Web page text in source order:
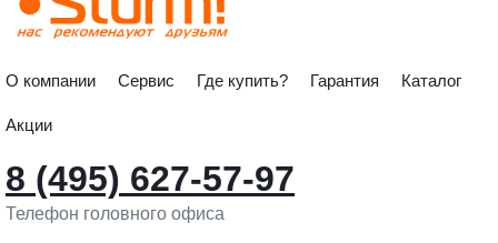
О компании Сервис Где купить? Гарантия Каталог
Акции
8 (495) 627-57-97
Телефон головного офиса